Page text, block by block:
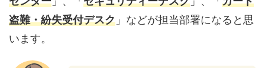
盗難・紛失受付デスク 」などが担当部署になると思
います。